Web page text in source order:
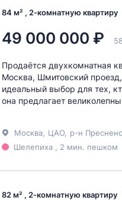
84 м² , 2-комнатную квартиру
49 000 000 ₽
Продаётся двухкомнатная
Москва, Шмитовский
идеальный выбор для тех,
она предлагает
Москва ЦАО р-н
Шелепиха , 2 мин. пешком
82 м² , 2-комнатную квартиру